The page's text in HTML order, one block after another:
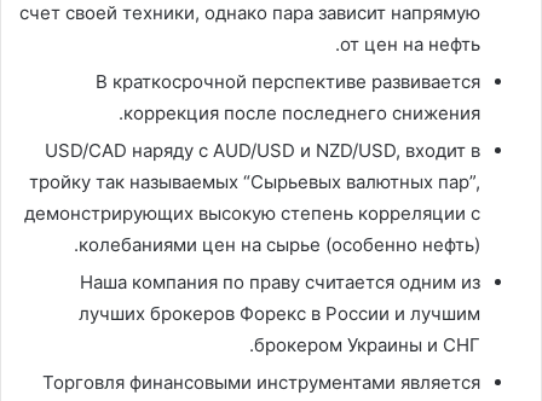
счет своей техники, однако пара зависит напрямую
от цен на нефть.
В краткосрочной перспективе развивается
коррекция после последнего снижения.
USD/CAD наряду с AUD/USD и NZD/USD, входит в
тройку так называемых “Сырьевых валютных пар”,
демонстрирующих высокую степень корреляции с
колебаниями цен на сырье (особенно нефть).
Наша компания по праву считается одним из
лучших брокеров Форекс в России и лучшим
брокером Украины и СНГ.
Торговля финансовыми инструментами является